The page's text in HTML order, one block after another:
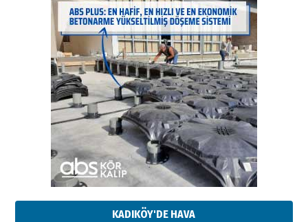
KADIKÖY'DE HAVA